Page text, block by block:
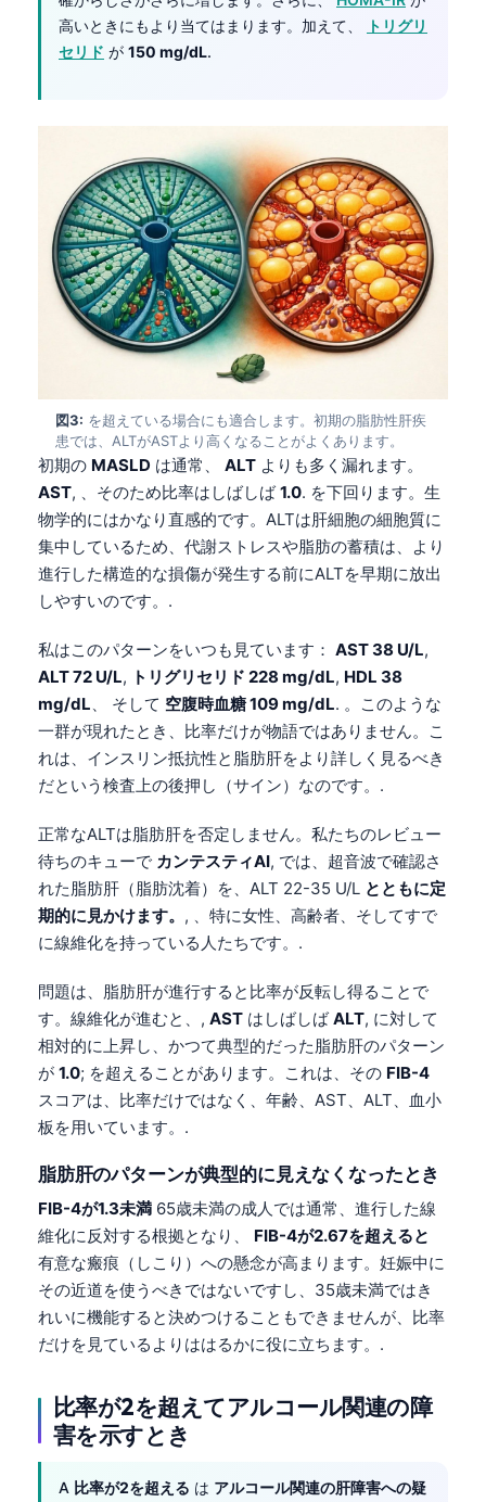
高いときにもより当てはまります。加えて、
トリグリ
セリド が 150 mg/dL.
図3: を超えている場合にも適合します。初期の脂肪性肝疾
患では、ALTがASTより高くなることがよくあります。
初期の MASLD は通常、 ALT よりも多く漏れます。
AST, 、そのため比率はしばしば1.0. を下回ります。生
物学的にはかなり直感的です。ALTは肝細胞の細胞質に
集中しているため、代謝ストレスや脂肪の蓄積は、より
進行した構造的な損傷が発生する前にALTを早期に放出
しやすいのです。.
私はこのパターンをいつも見ています： AST 38 U/L,
ALT 72 U/L, トリグリセリド 228 mg/dL, HDL 38
mg/dL、 そして 空腹時血糖 109 mg/dL. 。このような
一群が現れたとき、比率だけが物語ではありません。こ
れは、インスリン抵抗性と脂肪肝をより詳しく見るべき
だという検査上の後押し（サイン）なのです。.
正常なALTは脂肪肝を否定しません。私たちのレビュー
待ちのキューで カンテスティAI, では、超音波で確認さ
れた脂肪肝（脂肪沈着）を、ALT 22-35 U/L とともに定
期的に見かけます。 , 、特に女性、高齢者、そしてすで
に線維化を持っている人たちです。.
問題は、脂肪肝が進行すると比率が反転し得ることで
す。線維化が進むと、, AST はしばしばALT, に対して
相対的に上昇し、かつて典型的だった脂肪肝のパターン
が 1.0; を超えることがあります。これは、その FIB-4
スコアは、比率だけではなく、年齢、AST、ALT、血小
板を用いています。.
脂肪肝のパターンが典型的に見えなくなったとき
FIB-4が1.3未満 65歳未満の成人では通常、進行した線
維化に反対する根拠となり、 FIB-4が2.67を超えると
有意な瘢痕（しこり）への懸念が高まります。妊娠中に
その近道を使うべきではないですし、35歳未満ではき
れいに機能すると決めつけることもできませんが、比率
だけを見ているよりははるかに役に立ちます。.
比率が2を超えてアルコール関連の障
害を示すとき
A 比率が2を超える は アルコール関連の肝障害への疑